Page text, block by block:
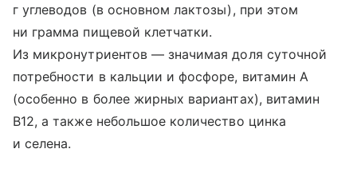
г углеводов (в основном лактозы), при этом
ни грамма пищевой клетчатки.
Из микронутриентов — значимая доля суточной
потребности в кальции и фосфоре, витамин A
(особенно в более жирных вариантах), витамин
B12, а также небольшое количество цинка
и селена.